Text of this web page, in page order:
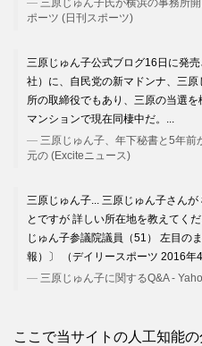
三原じゅん子氏が横浜の事務所
ポーツ (日刊スポーツ)
三原じゅん子公式ブログ16日に発
社）に、自民党の新マドンナ、三
所の取締役でもあり、三原の当選
マンションで現在同棲中だ。...
三原じゅん子、年下秘書と5年前
元の (Exciteニュース)
三原じゅん子... 三原じゅん子さん
とですが 詳しい所在地を教えてく
じゅん子参議院議員（51） 左目の
報）〕 （デイリースポーツ 2016年
三原じゅん子に関するQ&A -
ここで当サイトの人工知能